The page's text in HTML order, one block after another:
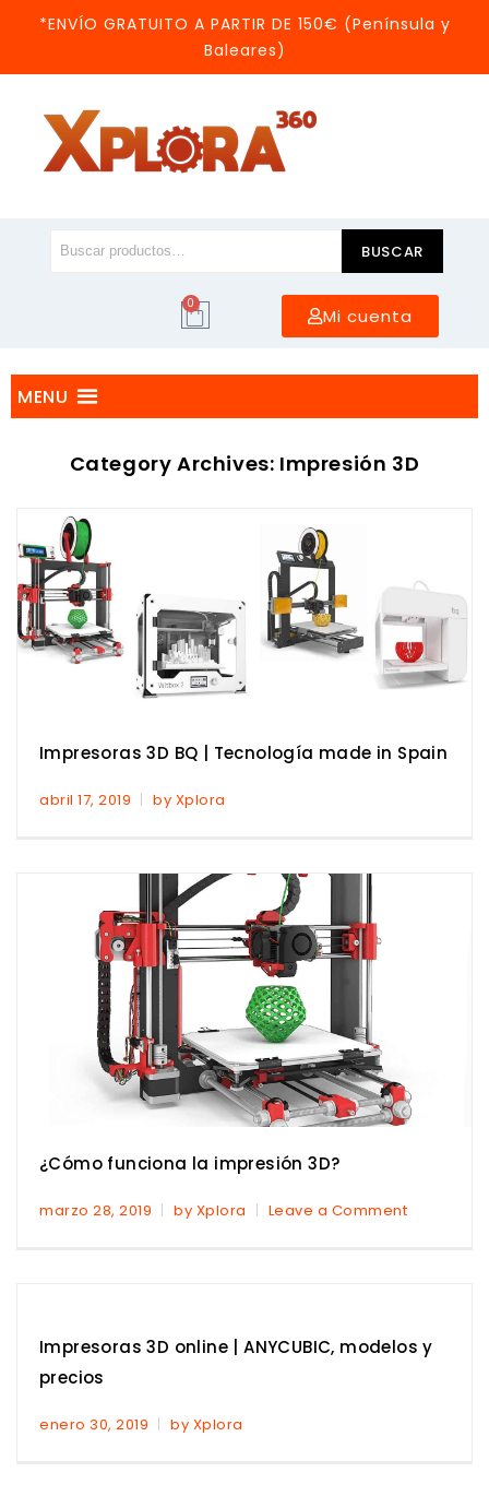
*ENVÍO GRATUITO A PARTIR DE 150€ (Península y
Baleares)
BUSCAR
0
Mi cuenta
MENU
Category Archives: Impresión 3D
Impresoras 3D BQ | Tecnología made in Spain
abril 17, 2019 by Xplora
¿Cómo funciona la impresión 3D?
marzo 28, 2019 by Xplora Leave a Comment
Impresoras 3D online | ANYCUBIC, modelos y
precios
enero 30, 2019 by Xplora